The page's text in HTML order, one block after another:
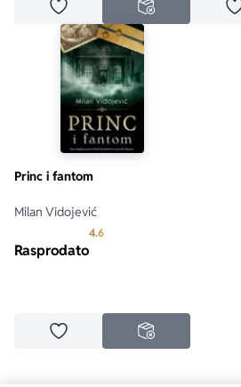
Dodaj u omiljeneNEDOSTUPNO
Princ i fantom
Milan Vidojević
4.6Prosecna ocena je 4.6 od 5
Rasprodato
Dodaj u omiljeneNEDOSTUPNO